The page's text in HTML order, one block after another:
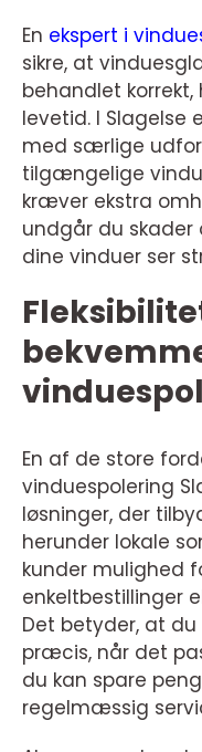
En ekspert i
sikre, at
behandlet
levetid. I Slagelse
med særlige
tilgængelige
kræver ekstra
undgår du
dine vinduer ser
En af de store
vinduespolering
løsninger, der
herunder lokale
kunder mulighed
enkeltbestillinger
Det betyder, at
præcis, når det
du kan spare
regelmæssig